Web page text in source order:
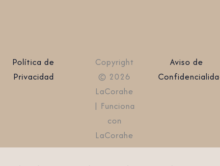
Política de
Privacidad
Copyright
© 2026
LaCorahe
| Funciona
con
LaCorahe
Aviso de